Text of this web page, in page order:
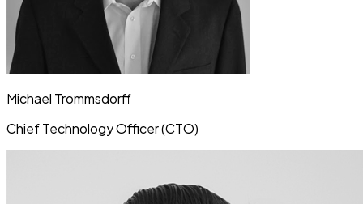
Michael Trommsdorff
Chief Technology Officer (CTO)